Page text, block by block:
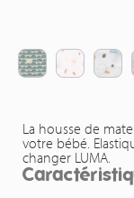
La housse de
votre bébé.
changer LUMA.